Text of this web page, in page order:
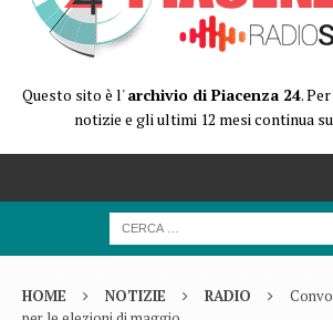
Questo sito è l'archivio di Piacenza 24.
notizie e gli ultimi 12 mesi continua su
HOME NOTIZIE RADIO